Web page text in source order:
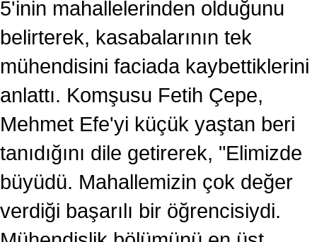
5'inin mahallelerinden olduğunu
belirterek, kasabalarının tek
mühendisini faciada kaybettiklerini
anlattı. Komşusu Fetih Çepe,
Mehmet Efe'yi küçük yaştan beri
tanıdığını dile getirerek, "Elimizde
büyüdü. Mahallemizin çok değer
verdiği başarılı bir öğrencisiydi.